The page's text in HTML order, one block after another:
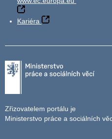
Kariéra
Zřizovatelem portálu je
Ministerstvo práce a sociálních